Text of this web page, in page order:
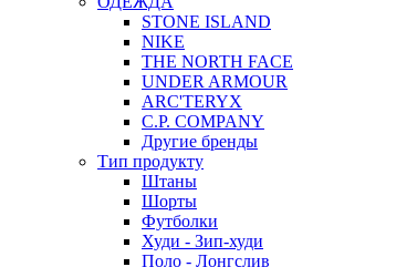
STONE ISLAND
NIKE
THE NORTH FACE
UNDER ARMOUR
ARC'TERYX
C.P. COMPANY
Другие бренды
Тип продукту
Штаны
Шорты
Футболки
Худи - Зип-худи
Поло - Лонгслив